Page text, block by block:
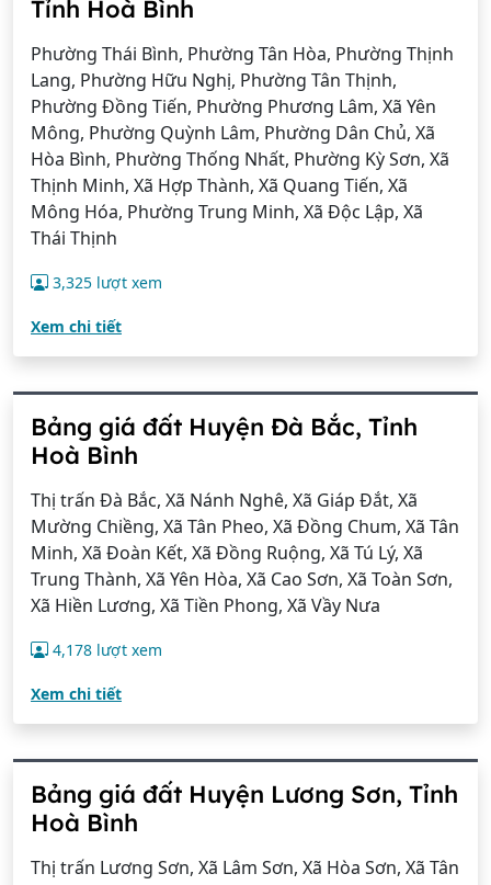
Tỉnh Hoà Bình
Phường Thái Bình, Phường Tân Hòa, Phường Thịnh
Lang, Phường Hữu Nghị, Phường Tân Thịnh,
Phường Đồng Tiến, Phường Phương Lâm, Xã Yên
Mông, Phường Quỳnh Lâm, Phường Dân Chủ, Xã
Hòa Bình, Phường Thống Nhất, Phường Kỳ Sơn, Xã
Thịnh Minh, Xã Hợp Thành, Xã Quang Tiến, Xã
Mông Hóa, Phường Trung Minh, Xã Độc Lập, Xã
Thái Thịnh
3,325 lượt xem
Xem chi tiết
Bảng giá đất Huyện Đà Bắc, Tỉnh
Hoà Bình
Thị trấn Đà Bắc, Xã Nánh Nghê, Xã Giáp Đắt, Xã
Mường Chiềng, Xã Tân Pheo, Xã Đồng Chum, Xã Tân
Minh, Xã Đoàn Kết, Xã Đồng Ruộng, Xã Tú Lý, Xã
Trung Thành, Xã Yên Hòa, Xã Cao Sơn, Xã Toàn Sơn,
Xã Hiền Lương, Xã Tiền Phong, Xã Vầy Nưa
4,178 lượt xem
Xem chi tiết
Bảng giá đất Huyện Lương Sơn, Tỉnh
Hoà Bình
Thị trấn Lương Sơn, Xã Lâm Sơn, Xã Hòa Sơn, Xã Tân